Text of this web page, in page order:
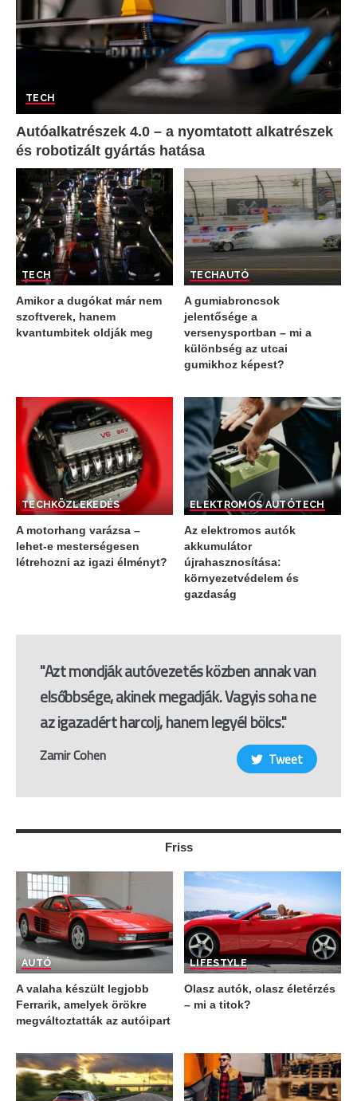
TECH
Autóalkatrészek 4.0 – a nyomtatott alkatrészek
és robotizált gyártás hatása
TECH
Amikor a dugókat már nem
szoftverek, hanem
kvantumbitek oldják meg
TECHAUTÓ
A gumiabroncsok
jelentősége a
versenysportban – mi a
különbség az utcai
gumikhoz képest?
TECHKÖZLEKEDÉS
A motorhang varázsa –
lehet-e mesterségesen
létrehozni az igazi élményt?
ELEKTROMOS AUTÓTECH
Az elektromos autók
akkumulátor
újrahasznosítása:
környezetvédelem és
gazdaság
"Azt mondják autóvezetés közben annak van
elsőbbsége, akinek megadják. Vagyis soha ne
az igazadért harcolj, hanem legyél bölcs."
Zamir Cohen Tweet
Friss
AUTÓ
A valaha készült legjobb
Ferrarik, amelyek örökre
megváltoztatták az autóipart
LIFESTYLE
Olasz autók, olasz életérzés
– mi a titok?